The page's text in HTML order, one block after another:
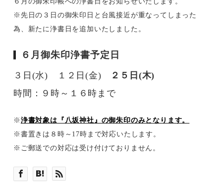
※先日の３日の御朱印日と台風接近が重なってしまった
為、新たに浄書日を追加いたしました。
６月御朱印浄書予定日
３ 日(水) １２日(金) ２５日(木)
時間：９時～１６時まで
※浄書対象は『八坂神社』の御朱印のみとなります。
※書置きは８時～17時まで対応いたします。
※ご郵送での対応は受け付けておりません。